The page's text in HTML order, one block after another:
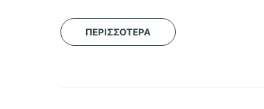
ΠΕΡΙΣΣΌΤΕΡΑ